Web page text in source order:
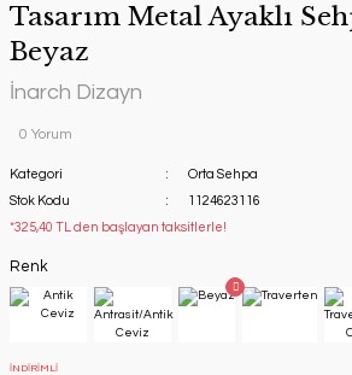
Tasarım Metal Ayaklı
Beyaz
İnarch Dizayn
0 Yorum
Kategori
Orta Sehpa
Stok Kodu
1124623116
*325,40 TL den başlayan taksitlerle!
Renk
İNDİRİMLİ